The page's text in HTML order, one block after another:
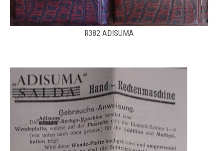
R382 ADISUMA